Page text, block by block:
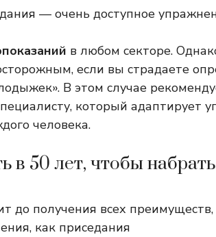
— очень доступное
в любом секторе.
если вы страдаете
В этом случае
который адаптирует
человека.
в 50 лет, чтобы
до получения всех
как приседания